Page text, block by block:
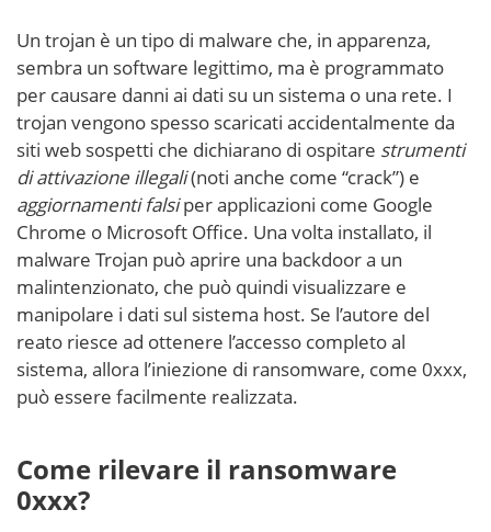
Un trojan è un tipo di malware che, in apparenza,
sembra un software legittimo, ma è programmato
per causare danni ai dati su un sistema o una rete. I
trojan vengono spesso scaricati accidentalmente da
siti web sospetti che dichiarano di ospitare strumenti
di attivazione illegali(noti anche come “crack”) e
aggiornamenti falsiper applicazioni come Google
Chrome o Microsoft Office. Una volta installato, il
malware Trojan può aprire una backdoor a un
malintenzionato, che può quindi visualizzare e
manipolare i dati sul sistema host. Se l’autore del
reato riesce ad ottenere l’accesso completo al
sistema, allora l’iniezione di ransomware, come 0xxx,
può essere facilmente realizzata.
Come rilevare il ransomware
0xxx?